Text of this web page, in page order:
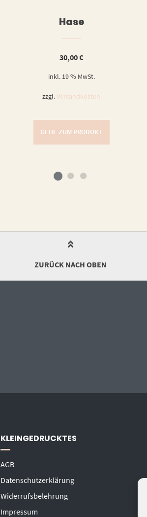
Hase
30,00€
inkl. 19 % MwSt.
zzgl.Versandkosten
GEHE ZUM PRODUKT
ZURÜCK NACH OBEN
KLEINGEDRUCKTES
AGB
Datenschutzerklärung
Widerrufsbelehrung
Impressum